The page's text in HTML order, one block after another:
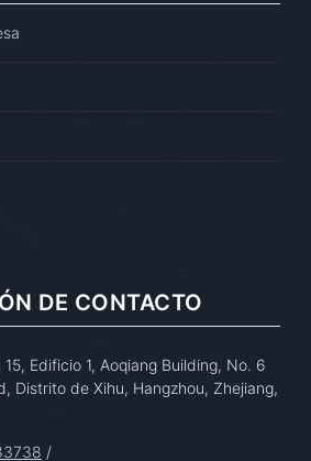
DE CONTACTO
15, Edificio 1, Aoqiang Building, No. 6
Distrito de Xihu, Hangzhou, Zhejiang,
/